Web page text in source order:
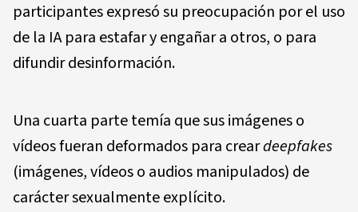
participantes expresó su preocupación por el uso
de la IA para estafar y engañar a otros, o para
difundir desinformación.
Una cuarta parte temía que sus imágenes o
vídeos fueran deformados para creardeepfakes
(imágenes, vídeos o audios manipulados) de
carácter sexualmente explícito.